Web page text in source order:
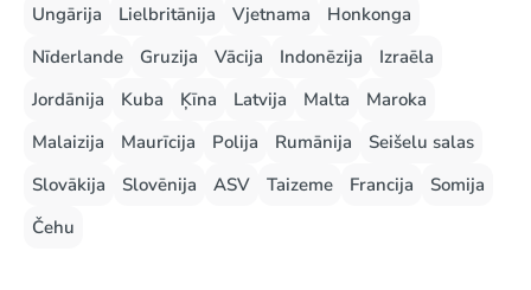
Ungārija
Lielbritānija Vjetnama
Honkonga
Nīderlande
Gruzija Vācija Indonēzija
Izraēla
Jordānija
Kuba Ķīna Latvija Malta
Maroka
Malaizija
Maurīcija Polija Rumānija
Seišelu salas
Slovākija
Slovēnija ASV Taizeme Francija
Somija
Čehu